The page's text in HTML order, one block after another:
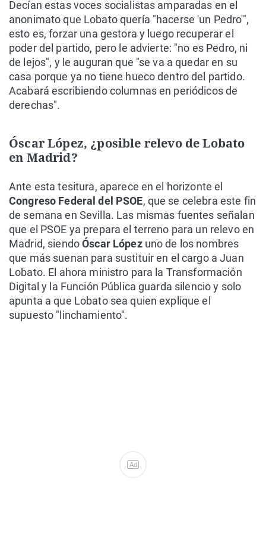
Decían estas voces socialistas amparadas en el
anonimato que Lobato quería "hacerse 'un Pedro'",
esto es, forzar una gestora y luego recuperar el
poder del partido, pero le advierte: "no es Pedro, ni
de lejos", y le auguran que "se va a quedar en su
casa porque ya no tiene hueco dentro del partido.
Acabará escribiendo columnas en periódicos de
derechas".
Óscar López, ¿posible relevo de Lobato
en Madrid?
Ante esta tesitura, aparece en el horizonte el
Congreso Federal del PSOE, que se celebra este fin
de semana en Sevilla. Las mismas fuentes señalan
que el PSOE ya prepara el terreno para un relevo en
Madrid, siendoÓscar Lópezuno de los nombres
que más suenan para sustituir en el cargo a Juan
Lobato. El ahora ministro para la Transformación
Digital y la Función Pública guarda silencio y solo
apunta a que Lobato sea quien explique el
supuesto "linchamiento".
Ad